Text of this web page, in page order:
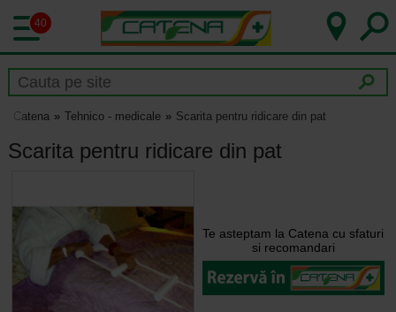
40
Catena Tehnico - medicale Scarita pentru ridicare din pat
Scarita pentru ridicare din pat
Te asteptam la Catena cu sfaturi
si recomandari